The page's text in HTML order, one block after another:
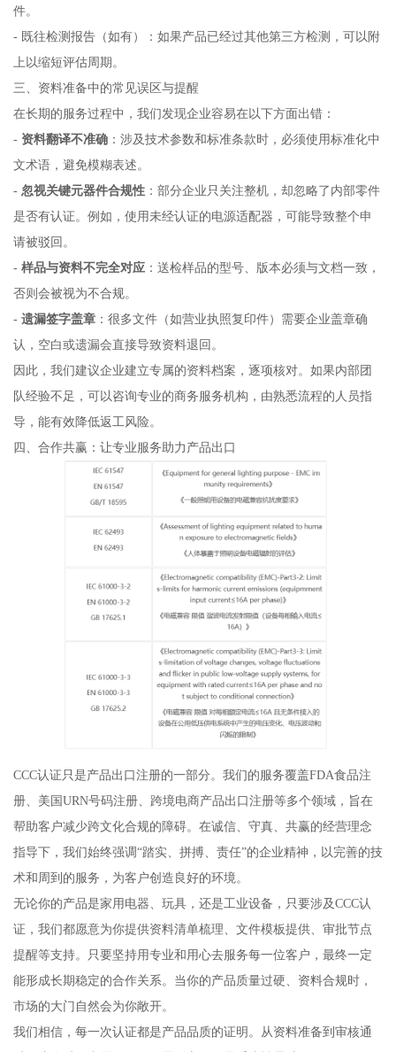
件。
- 既往检测报告（如有）：如果产品已经过其他第三方检测，可以附
上以缩短评估周期。
三、资料准备中的常见误区与提醒
在长期的服务过程中，我们发现企业容易在以下方面出错：
- 资料翻译不准确：涉及技术参数和标准条款时，必须使用标准化中
文术语，避免模糊表述。
- 忽视关键元器件合规性：部分企业只关注整机，却忽略了内部零件
是否有认证。例如，使用未经认证的电源适配器，可能导致整个申
请被驳回。
- 样品与资料不完全对应：送检样品的型号、版本必须与文档一致，
否则会被视为不合规。
- 遗漏签字盖章：很多文件（如营业执照复印件）需要企业盖章确
认，空白或遗漏会直接导致资料退回。
因此，我们建议企业建立专属的资料档案，逐项核对。如果内部团
队经验不足，可以咨询专业的商务服务机构，由熟悉流程的人员指
导，能有效降低返工风险。
四、合作共赢：让专业服务助力产品出口
CCC认证只是产品出口注册的一部分。我们的服务覆盖FDA食品注
册、美国URN号码注册、跨境电商产品出口注册等多个领域，旨在
帮助客户减少跨文化合规的障碍。在诚信、守真、共赢的经营理念
指导下，我们始终强调“踏实、拼搏、责任”的企业精神，以完善的技
术和周到的服务，为客户创造良好的环境。
无论你的产品是家用电器、玩具，还是工业设备，只要涉及CCC认
证，我们都愿意为你提供资料清单梳理、文件模板提供、审批节点
提醒等支持。只要坚持用专业和用心去服务每一位客户，最终一定
能形成长期稳定的合作关系。当你的产品质量过硬、资料合规时，
市场的大门自然会为你敞开。
我们相信，每一次认证都是产品品质的证明。从资料准备到审核通